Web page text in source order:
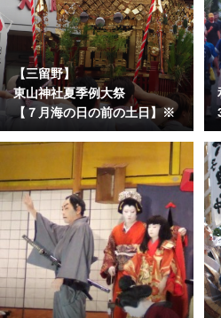
【三留野】
東山神社夏季例大祭
【７月海の日の前の土日】※